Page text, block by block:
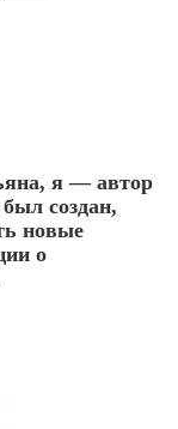
я — автор
создан,
новые
о